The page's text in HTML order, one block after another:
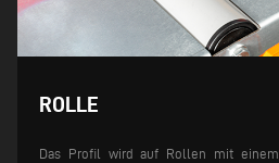
ROLLE
Das Profil wird auf Rollen mit